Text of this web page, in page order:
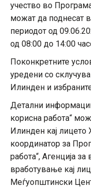
учество во
можат да поднесат
периодот од
од 08:00 до 14:00
Поконкретните
уредени со
Илинден и
Детални
корисна работа“
Илинден кај
координатор за
работа“, Агенција
вработување кај
Меѓуопштински